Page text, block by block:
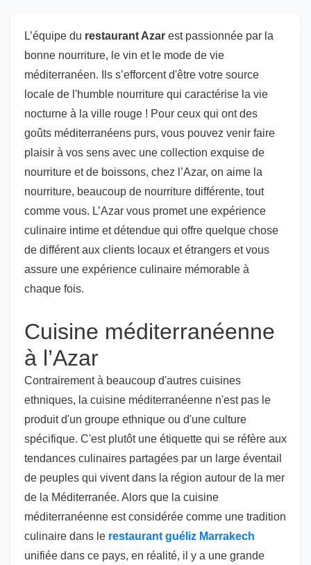
L’équipe du restaurant Azar est passionnée par la
bonne nourriture, le vin et le mode de vie
méditerranéen. Ils s’efforcent d'être votre source
locale de l'humble nourriture qui caractérise la vie
nocturne à la ville rouge ! Pour ceux qui ont des
goûts méditerranéens purs, vous pouvez venir faire
plaisir à vos sens avec une collection exquise de
nourriture et de boissons, chez l’Azar, on aime la
nourriture, beaucoup de nourriture différente, tout
comme vous. L’Azar vous promet une expérience
culinaire intime et détendue qui offre quelque chose
de différent aux clients locaux et étrangers et vous
assure une expérience culinaire mémorable à
chaque fois.
Cuisine méditerranéenne
à l’Azar
Contrairement à beaucoup d'autres cuisines
ethniques, la cuisine méditerranéenne n'est pas le
produit d'un groupe ethnique ou d'une culture
spécifique. C'est plutôt une étiquette qui se réfère aux
tendances culinaires partagées par un large éventail
de peuples qui vivent dans la région autour de la mer
de la Méditerranée. Alors que la cuisine
méditerranéenne est considérée comme une tradition
culinaire dans le restaurant guéliz Marrakech
unifiée dans ce pays, en réalité, il y a une grande